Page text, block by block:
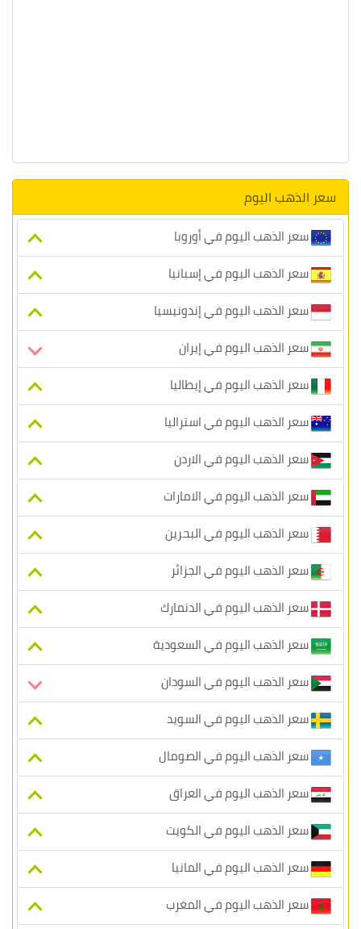
سعر الذهب اليوم
سعر الذهب اليوم في أوروبا
سعر الذهب اليوم في إسبانيا
سعر الذهب اليوم في إندونيسيا
سعر الذهب اليوم في إيران
سعر الذهب اليوم في إيطاليا
سعر الذهب اليوم في استراليا
سعر الذهب اليوم في الاردن
سعر الذهب اليوم في الامارات
سعر الذهب اليوم في البحرين
سعر الذهب اليوم في الجزائر
سعر الذهب اليوم في الدنمارك
سعر الذهب اليوم في السعودية
سعر الذهب اليوم في السودان
سعر الذهب اليوم في السويد
سعر الذهب اليوم في الصومال
سعر الذهب اليوم في العراق
سعر الذهب اليوم في الكويت
سعر الذهب اليوم في المانيا
سعر الذهب اليوم في المغرب